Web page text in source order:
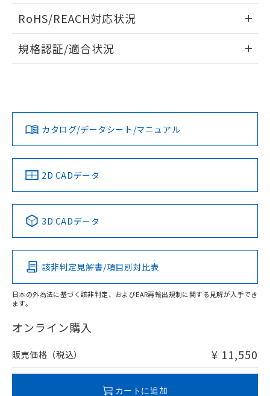
タイムチャート
A: 200mm以上、B: 110mm以上
以上、n: 54mm以上
検出物体の大きさと材質による影響
検出領域
ドすることができます。
ログイン/会員登録
ダウンロードデータをご利用いただく前に、以下を必ずお読
みください。
ソフトウェアの使用条件
RoHS/REACH対応状況
EU RoHS 注意事項・凡例
対応済み
中国 RoHS 注意事項・凡例
Pb Hg Cd Cr(VI)
O
在庫等で未対応品が混在する可能性があります。
問い合わせください。
規格認証/適合状況
LR型式承認
（イギリス
船舶規格）
DNV型式承認
（ノルウェー
BV型式承認
（フランス
KR型式
（韓国
No No No No
この製品の規格認証/適合状況ページへ
その他の認証はこちらのページからご検索ください
カタログ/データシート/マニュアル
2D CADデータ
3D CADデータ
該非判定見解書/項目別対比表
日本の外為法に基づく該非判定、およびEAR再輸出規制に関する見解が入手でき
ます。
オンライン購入
販売価格（税込） ¥ 11,550
カートに追加